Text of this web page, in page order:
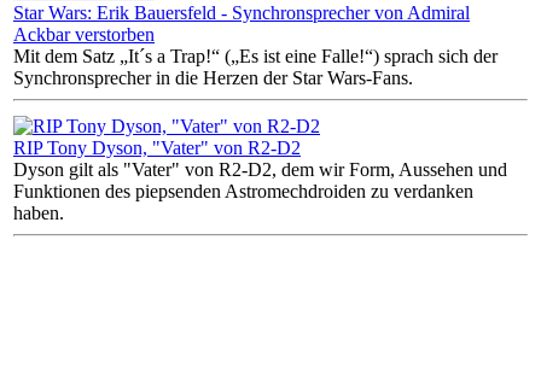
Star Wars: Erik Bauersfeld - Synchronsprecher von Admiral
Ackbar verstorben
Mit dem Satz „It´s a Trap!“ („Es ist eine Falle!“) sprach sich der
Synchronsprecher in die Herzen der Star Wars-Fans.
RIP Tony Dyson, "Vater" von R2-D2
Dyson gilt als "Vater" von R2-D2, dem wir Form, Aussehen und
Funktionen des piepsenden Astromechdroiden zu verdanken
haben.